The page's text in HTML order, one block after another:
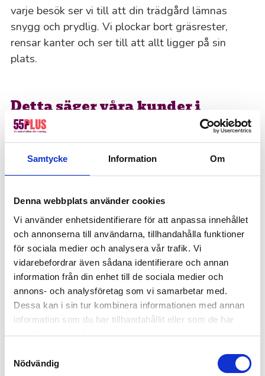
Samtycke Information Om
Denna webbplats använder cookies
Vi använder enhetsidentifierare för att anpassa innehållet
och annonserna till användarna, tillhandahålla funktioner
för sociala medier och analysera vår trafik. Vi
vidarebefordrar även sådana identifierare och annan
information från din enhet till de sociala medier och
annons- och analysföretag som vi samarbetar med.
Dessa kan i sin tur kombinera informationen med annan
information som du har tillhandahållit eller som de har
samlat in när du har använt deras tjänster.
Nödvändig
varje besök ser vi till att din trädgård lämnas
snygg och prydlig. Vi plockar bort gräsrester,
rensar kanter och ser till att allt ligger på sin
plats.
Detta säger våra kunder i
Olofström om gräsklippningen
“Trädgårdsarbete i Olofström blev jättebra!”
Jag känner att jag kan lita på alla jag har kontakt med på
55+. Bra kommunikation & alla är supertrevliga & bra
väntar jag på ny altan!Linda
Kontakta oss för gräsklippning
i Olofström
Gräsklippning är inte för alla. För vissa kan det
vara en fysisk utmaning som de inte klarar av,
eller helt enkelt något som inte passar in i deras
stressiga vardag. Boka din tid för gräsklippning i
Olofström, så hör vi av oss för att diskutera dina